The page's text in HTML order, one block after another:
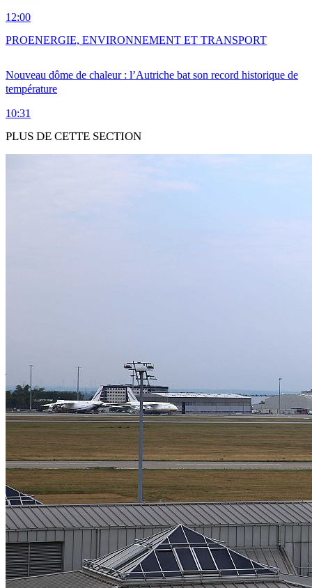
12:00
Nouveau dôme de chaleur : l’Autriche bat son record historique de
température
10:31
PROENERGIE, ENVIRONNEMENT ET TRANSPORT
PLUS DE CETTE SECTION